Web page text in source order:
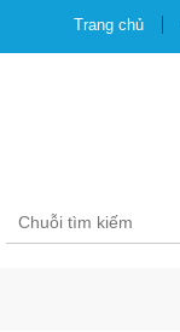
Trang chủ